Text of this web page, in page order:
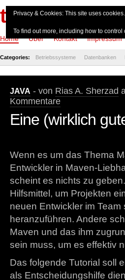
Home Über Kontakt Impressum
Categories: Betriebssysteme Datenbanken
JAVA - von Rias A. Sherzad
Kommentare
Eine (wirklich
Wenn es um das Thema
Entwickler in Maven-
scheint es nichts zu
Hilfsmittel, um Projekten
neuen Entwickler im
heranzuführen. Andere
Maven und das ihm
sein muss, um es effektiv
Das folgende Tutorial soll
als Entscheidungshilfe
Privacy & Cookies: This site uses
To find out more, including how to control